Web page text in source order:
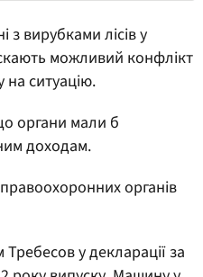
з вирубками лісів у
можливий конфлікт
на ситуацію.
органи мали б
доходам.
органів
у декларації за